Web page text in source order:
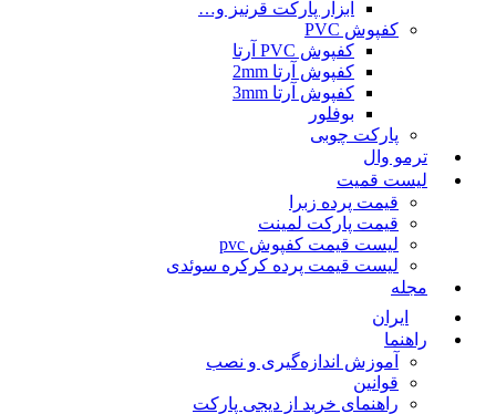
ابزار پارکت قرنیز و…
کفپوش PVC
کفپوش PVC آرتا
کفپوش آرتا 2mm
کفپوش آرتا 3mm
بوفلور
پارکت چوبی
ترمو وال
لیست قمیت
قیمت پرده زبرا
قیمت پارکت لمینت
لیست قیمت کفپوش pvc
لیست قیمت پرده کرکره سوئدی
مجله
ایران
راهنما
آموزش اندازه‌گیری و نصب
قوانین
راهنمای خرید از دیجی پارکت